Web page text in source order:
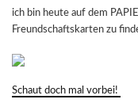
ich bin heute auf dem
Freundschaftskarten zu
Schaut doch mal vorbei!